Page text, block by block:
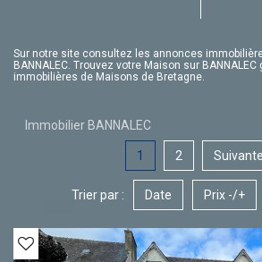
Sur notre site consultez les annonces
BANNALEC. Trouvez votre Maison sur
immobilières de Maisons de Bretagne.
Immobilier BANNALEC
1 2 Suivante
Trier par : Date Prix -/+